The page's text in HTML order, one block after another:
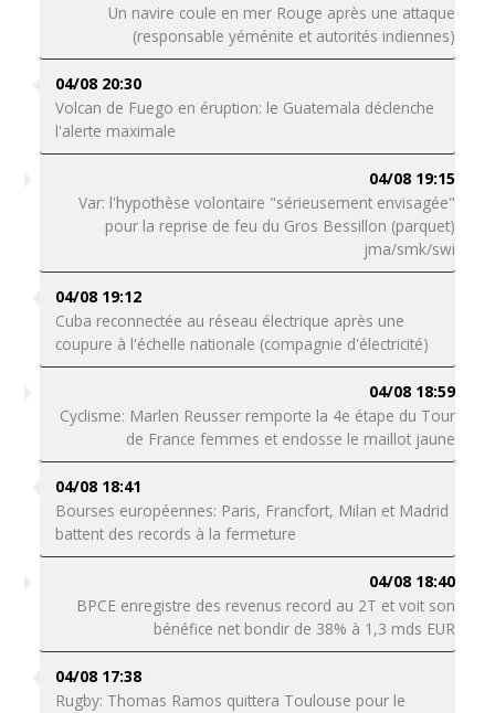
Un navire coule en mer Rouge après une attaque
(responsable yéménite et autorités indiennes)
04/08 20:30
Volcan de Fuego en éruption: le Guatemala déclenche
l'alerte maximale
04/08 19:15
Var: l'hypothèse volontaire "sérieusement envisagée"
pour la reprise de feu du Gros Bessillon (parquet)
jma/smk/swi
04/08 19:12
Cuba reconnectée au réseau électrique après une
coupure à l'échelle nationale (compagnie d'électricité)
04/08 18:59
Cyclisme: Marlen Reusser remporte la 4e étape du Tour
de France femmes et endosse le maillot jaune
04/08 18:41
Bourses européennes: Paris, Francfort, Milan et Madrid
battent des records à la fermeture
04/08 18:40
BPCE enregistre des revenus record au 2T et voit son
bénéfice net bondir de 38% à 1,3 mds EUR
04/08 17:38
Rugby: Thomas Ramos quittera Toulouse pour le